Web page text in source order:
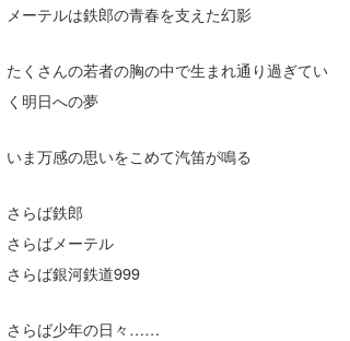
メーテルは鉄郎の青春を支えた幻影
たくさんの若者の胸の中で生まれ通り過ぎてい
く明日への夢
いま万感の思いをこめて汽笛が鳴る
さらば鉄郎
さらばメーテル
さらば銀河鉄道999
さらば少年の日々……
YUKI☆
たっちー
ハンマー
まっきー
小川予報士
上田純子
上條将美